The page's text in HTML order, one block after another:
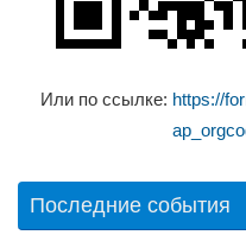
Или по ссылке: https://
Последние события